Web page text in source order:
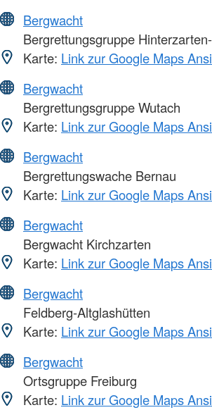
Bergwacht
Bergrettungsgruppe
Karte: Link zur Google Maps
Bergwacht
Bergrettungsgruppe Wutach
Karte: Link zur Google Maps
Bergwacht
Bergrettungswache Bernau
Karte: Link zur Google Maps
Bergwacht
Bergwacht Kirchzarten
Karte: Link zur Google Maps
Bergwacht
Feldberg-Altglashütten
Karte: Link zur Google Maps
Bergwacht
Ortsgruppe Freiburg
Karte: Link zur Google Maps